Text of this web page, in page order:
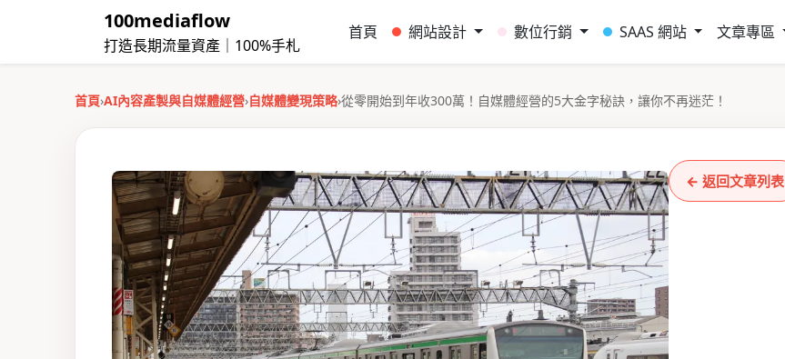
100mediaflow
打造長期流量資產｜100%手札
首頁 網站設計 數位行銷 SAAS 網站 文章專區
首頁›AI內容產製與自媒體經營›自媒體變現策略›從零開始到年收300萬！自媒體經營的5大金字秘訣，讓你不再迷茫！
← 返回文章列表